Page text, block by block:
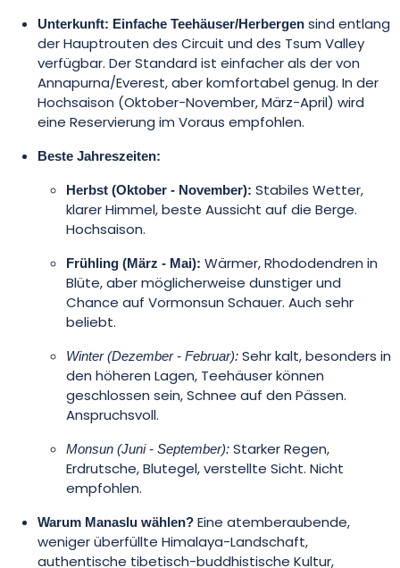
Unterkunft: Einfache Teehäuser/Herbergen sind entlang
der Hauptrouten des Circuit und des Tsum Valley
verfügbar. Der Standard ist einfacher als der von
Annapurna/Everest, aber komfortabel genug. In der
Hochsaison (Oktober-November, März-April) wird
eine Reservierung im Voraus empfohlen.
Beste Jahreszeiten:
Herbst (Oktober - November): Stabiles Wetter,
klarer Himmel, beste Aussicht auf die Berge.
Hochsaison.
Frühling (März - Mai): Wärmer, Rhododendren in
Blüte, aber möglicherweise dunstiger und
Chance auf Vormonsun Schauer. Auch sehr
beliebt.
Winter (Dezember - Februar): Sehr kalt, besonders in
den höheren Lagen, Teehäuser können
geschlossen sein, Schnee auf den Pässen.
Anspruchsvoll.
Monsun (Juni - September): Starker Regen,
Erdrutsche, Blutegel, verstellte Sicht. Nicht
empfohlen.
Warum Manaslu wählen? Eine atemberaubende,
weniger überfüllte Himalaya-Landschaft,
authentische tibetisch-buddhistische Kultur,